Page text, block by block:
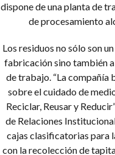
dispone de una planta de
de procesamiento
Los residuos no sólo son
fabricación sino también
de trabajo. “La compañía
sobre el cuidado de
Reciclar, Reusar y
de Relaciones
cajas clasificatorias para
con la recolección de